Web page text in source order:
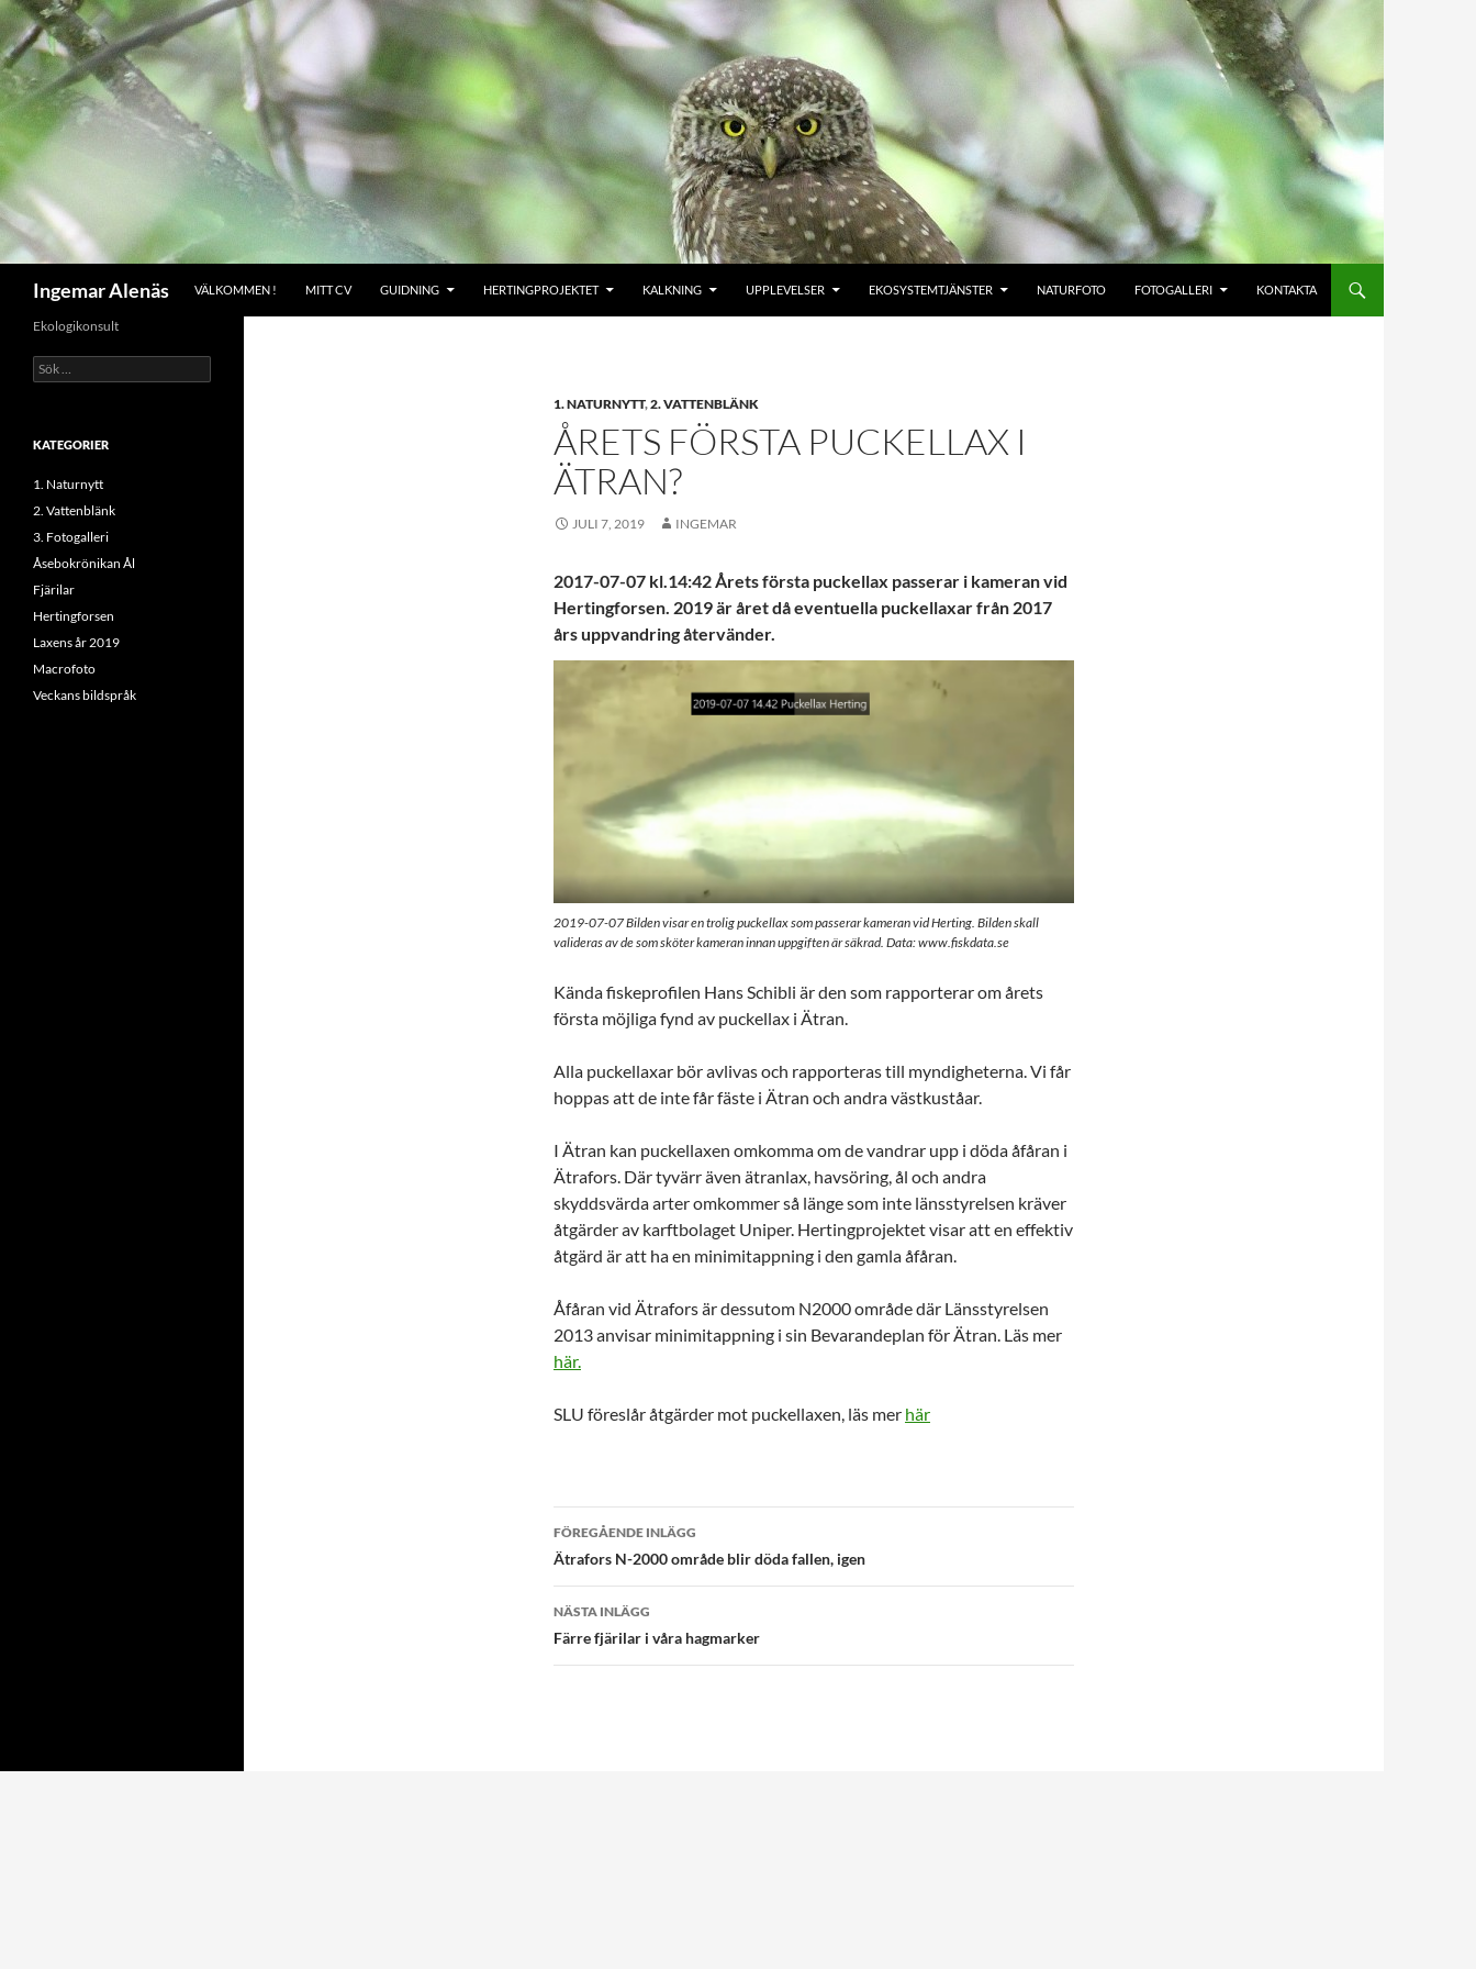
Hoppa
till
innehåll
Ingemar Alenäs VÄLKOMMEN ! MITT CV GUIDNING HERTINGPROJEKTET KALKNING UPPLEVELSER EKOSYSTEMTJÄNSTER NATURFOTO FOTOGALLERI KONTAKTA
1. NATURNYTT,2. VATTENBLÄNK
ÅRETS FÖRSTA PUCKELLAX I
ÄTRAN?
JULI 7, 2019 INGEMAR
2017-07-07 kl.14:42 Årets första puckellax passerar i kameran vid
Hertingforsen. 2019 är året då eventuella puckellaxar från 2017
års uppvandring återvänder.
2019-07-07 Bilden visar en trolig puckellax som passerar kameran vid Herting. Bilden skall
valideras av de som sköter kameran innan uppgiften är säkrad. Data: www.fiskdata.se
Kända fiskeprofilen Hans Schibli är den som rapporterar om årets
första möjliga fynd av puckellax i Ätran.
Alla puckellaxar bör avlivas och rapporteras till myndigheterna. Vi får
hoppas att de inte får fäste i Ätran och andra västkuståar.
I Ätran kan puckellaxen omkomma om de vandrar upp i döda åfåran i
Ätrafors. Där tyvärr även ätranlax, havsöring, ål och andra
skyddsvärda arter omkommer så länge som inte länsstyrelsen kräver
åtgärder av karftbolaget Uniper. Hertingprojektet visar att en effektiv
åtgärd är att ha en minimitappning i den gamla åfåran.
Åfåran vid Ätrafors är dessutom N2000 område där Länsstyrelsen
2013 anvisar minimitappning i sin Bevarandeplan för Ätran. Läs mer
här.
SLU föreslår åtgärder mot puckellaxen, läs mer här
Inläggsnavigering
FÖREGÅENDE INLÄGG
Ätrafors N-2000 område blir döda fallen, igen
NÄSTA INLÄGG
Färre fjärilar i våra hagmarker
Ekologikonsult
Sök
efter:
KATEGORIER
1. Naturnytt
2. Vattenblänk
3. Fotogalleri
Åsebokrönikan Ål
Fjärilar
Hertingforsen
Laxens år 2019
Macrofoto
Veckans bildspråk